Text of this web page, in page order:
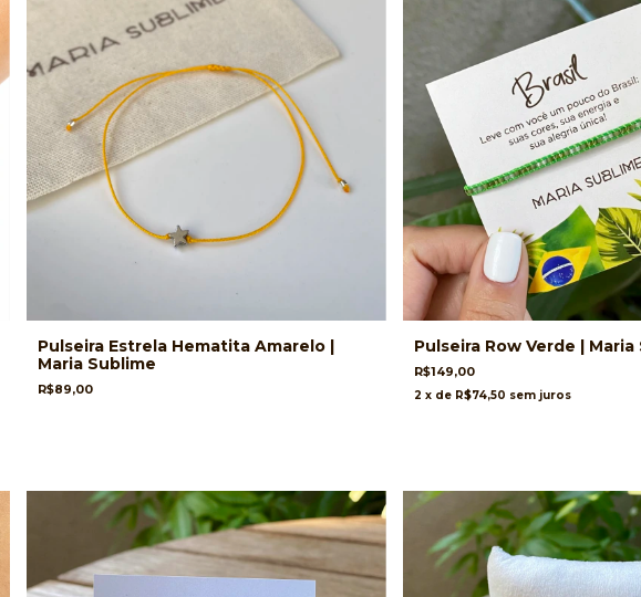
Pulseira Estrela Hematita Amarelo |
Maria Sublime
R$89,00
Pulseira Row Verde | Maria
R$149,00
2 x de R$74,50 sem juros